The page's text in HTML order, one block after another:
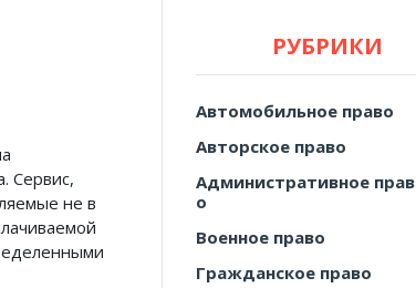
Сервис,
не в
РУБРИКИ
Автомобильное право
Авторское право
Административное прав
о
Военное право
Гражданское право